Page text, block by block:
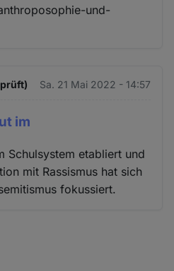
und-
Sa. 21 Mai 2022 - 14:57
im
Schulsystem etabliert und
mit Rassismus hat sich
fokussiert.